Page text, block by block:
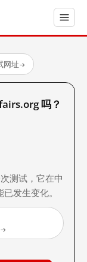
网址→
吗？
测试，它在中
发生变化。
→